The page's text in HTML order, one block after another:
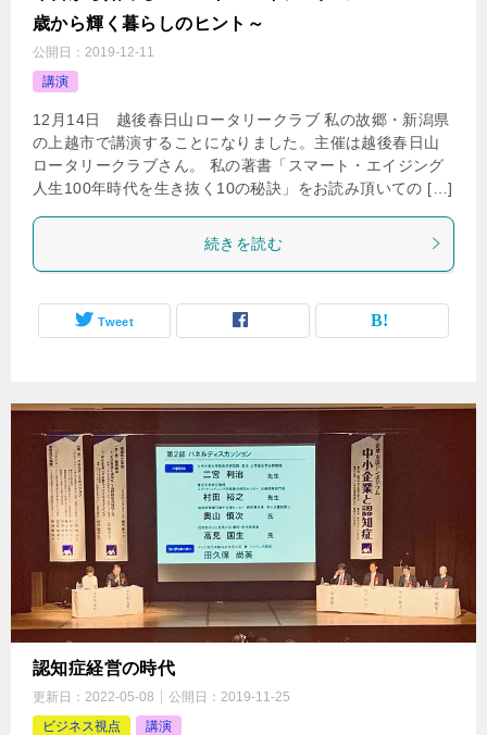
歳から輝く暮らしのヒント～
公開日： 2019-12-11
講演
12月14日 越後春日山ロータリークラブ 私の故郷・新潟県
の上越市で講演することになりました。主催は越後春日山
ロータリークラブさん。 私の著書「スマート・エイジング
人生100年時代を生き抜く10の秘訣」をお読み頂いての […]
続きを読む
Tweet
認知症経営の時代
更新日： 2022-05-08 公開日： 2019-11-25
ビジネス視点
講演